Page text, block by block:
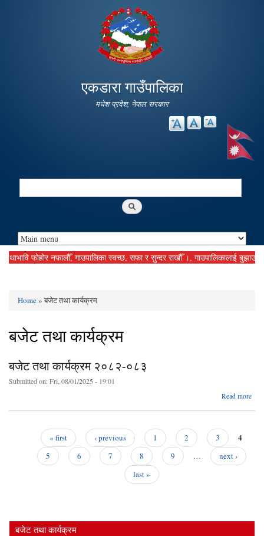
main
content
एकडारा गाउँपालिका
मधेश प्रदेश, नेपाल सरकार
Search
फोहोर नफालौँ, गाउपालिका स्वच्छ, सफा र सुन्दर राखौँ ।, गाउपालिकालाई बुझाउनु
Home» बजेट तथा कार्यक्रम
बजेट तथा कार्यक्रम
बजेट तथा कार्यक्रम २०८२-०८३
Submitted on:Fri, 08/01/2025 - 19:01
Read more
« first ‹ previous 1 2 3 4
5 6 7 8 9 …
next ›
last »
बजेट तथा कार्यक्रम